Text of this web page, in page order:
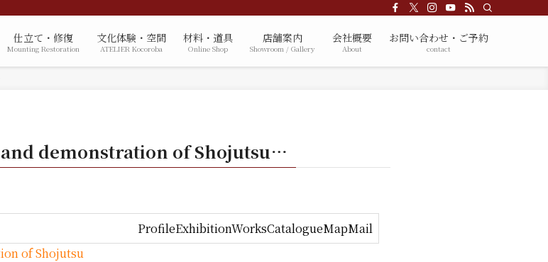
仕立て・修復
Mounting Restoration
文化体験・空間
ATELIER Kocoroba
材料・道具
Online Shop
店舗案内
Showroom / Gallery
会社概要
About
お問い合わせ・ご予約
contact
demonstration of Shojutsu…
ProfileExhibitionWorksCatalogueMapMail
of Shojutsu